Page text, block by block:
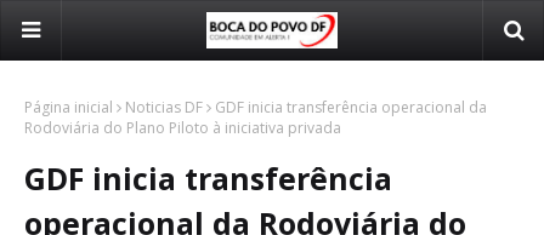
Página inicial Noticias DF
GDF inicia transferência operacional da
Rodoviária do Plano Piloto à iniciativa privada
GDF inicia transferência
operacional da Rodoviária do